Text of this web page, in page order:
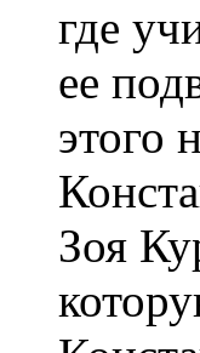
где
ее
этого
Зоя